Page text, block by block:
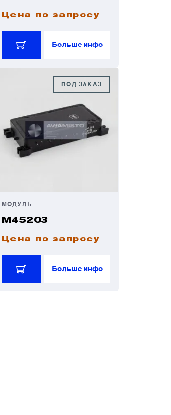
Цена по запросу
Больше инфо
ПОД ЗАКАЗ
МОДУЛЬ
М45203
Цена по запросу
Больше инфо